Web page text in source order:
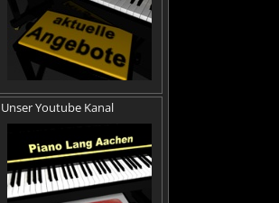
Unser Youtube Kanal